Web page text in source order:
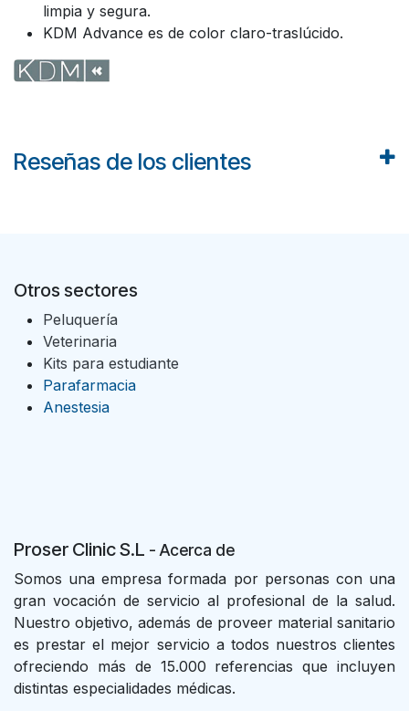
limpia y segura.
KDM Advance es de color claro-traslúcido.
Reseñas de los clientes
Otros sectores
Peluquería
Veterinaria
Kits para estudiante
Parafarmacia
Anestesia
Proser Clinic S.L - Acerca de
Somos una empresa formada por personas con una
gran vocación de servicio al profesional de la salud.
Nuestro objetivo, además de proveer material sanitario
es prestar el mejor servicio a todos nuestros clientes
ofreciendo más de 15.000 referencias que incluyen
distintas especialidades médicas.